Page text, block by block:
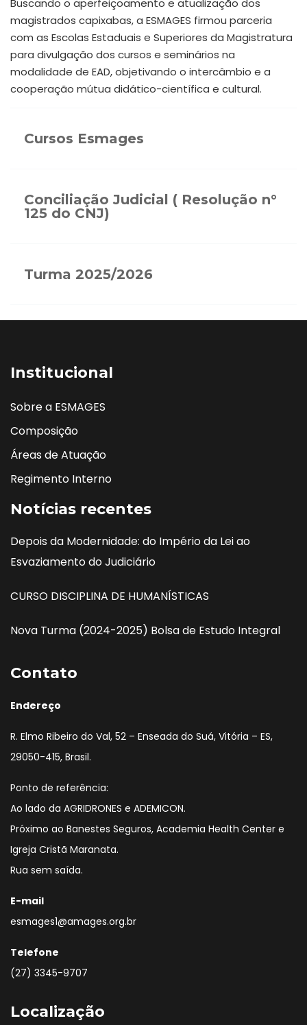
Buscando o aperfeiçoamento e atualização dos
magistrados capixabas, a ESMAGES firmou parceria
com as Escolas Estaduais e Superiores da Magistratura
para divulgação dos cursos e seminários na
modalidade de EAD, objetivando o intercâmbio e a
cooperação mútua didático-científica e cultural.
Cursos Esmages
Conciliação Judicial ( Resolução n°
125 do CNJ)
Turma 2025/2026
Institucional
Sobre a ESMAGES
Composição
Áreas de Atuação
Regimento Interno
Notícias recentes
Depois da Modernidade: do Império da Lei ao
Esvaziamento do Judiciário
CURSO DISCIPLINA DE HUMANÍSTICAS
Nova Turma (2024-2025) Bolsa de Estudo Integral
Contato
Endereço
R. Elmo Ribeiro do Val, 52 – Enseada do Suá, Vitória – ES,
29050-415, Brasil.
Ponto de referência:
Ao lado da AGRIDRONES e ADEMICON.
Próximo ao Banestes Seguros, Academia Health Center e
Igreja Cristã Maranata.
Rua sem saída.
E-mail
esmages1@amages.org.br
Telefone
(27) 3345-9707
Localização